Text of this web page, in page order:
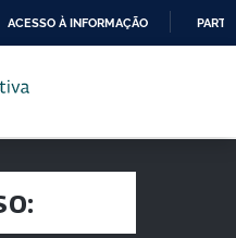
ACESSO À INFORMAÇÃO